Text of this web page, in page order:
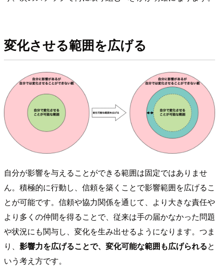
変化させる範囲を広げる
自分が影響を与えることができる範囲は固定ではありませ
ん。積極的に行動し、信頼を築くことで影響範囲を広げるこ
とが可能です。信頼や協力関係を通じて、より大きな責任や
より多くの仲間を得ることで、従来は手の届かなかった問題
や状況にも関与し、変化を生み出せるようになります。つま
り、 影響力を広げることで、変化可能な範囲も広げられると
いう考え方です。